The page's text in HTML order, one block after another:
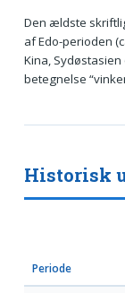
Den ældste
af Edo-perioden
Kina,
betegnelse
Historisk
Periode